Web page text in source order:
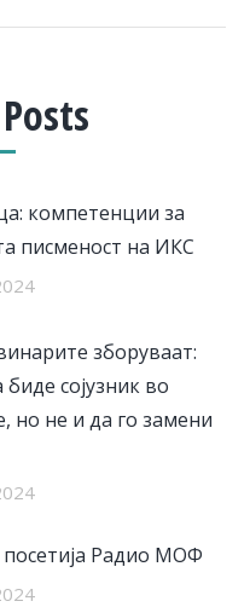
компетенции за
писменост на ИКС
зборуваат:
сојузник во
но не и да го замени
Радио МОФ